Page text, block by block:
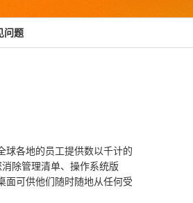
问题
球各地的员工提供数以千计的
除管理清单、操作系统版
面可供他们随时随地从任何受